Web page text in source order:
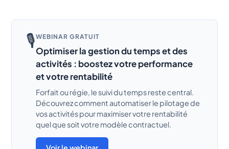
🎙️WEBINAR GRATUIT
Optimiser la gestion du temps et des
activités : boostez votre performance
et votre rentabilité
Forfait ou régie, le suivi du temps reste central.
Découvrez comment automatiser le pilotage de
vos activités pour maximiser votre rentabilité
quel que soit votre modèle contractuel.